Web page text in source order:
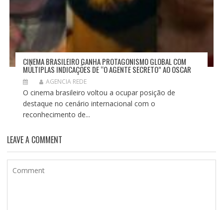
CINEMA BRASILEIRO GANHA PROTAGONISMO GLOBAL COM
MÚLTIPLAS INDICAÇÕES DE “O AGENTE SECRETO” AO OSCAR
AGENCIA REDE
O cinema brasileiro voltou a ocupar posição de
destaque no cenário internacional com o
reconhecimento de...
LEAVE A COMMENT